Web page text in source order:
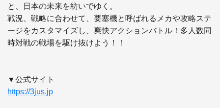
と、日本の未来を紡いでゆく。
戦況、戦略に合わせて、要塞機と呼ばれるメカや攻略ステ
ージをカスタマイズし、爽快アクションバトル！多人数同
時対戦の戦場を駆け抜けよう！！
https://3jus.jp